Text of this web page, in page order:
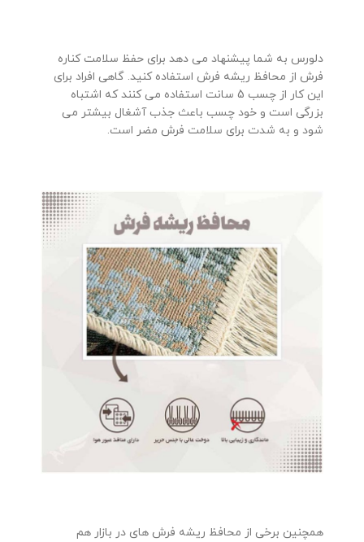
دلورس به شما پیشنهاد می دهد برای حفظ سلامت کناره
فرش از محافظ ریشه فرش استفاده کنید. گاهی افراد برای
این کار از چسب 5 سانت استفاده می کنند که اشتباه
بزرگی است و خود چسب باعث جذب آشغال بیشتر می
شود و به شدت برای سلامت فرش مضر است.
همچنین برخی از محافظ ریشه فرش های در بازار هم